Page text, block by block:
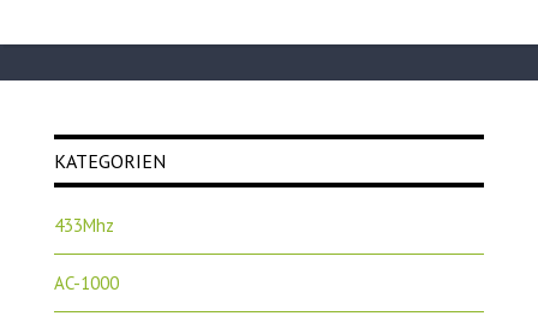
KATEGORIEN
433Mhz
AC-1000